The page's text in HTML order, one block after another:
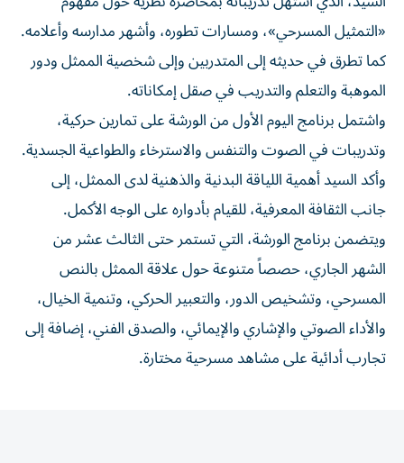
«التمثيل المسرحي»، ومسارات تطوره، وأشهر مدارسه وأعلامه.
كما تطرق في حديثه إلى المتدربين وإلى شخصية الممثل ودور
الموهبة والتعلم والتدريب في صقل إمكاناته.
واشتمل برنامج اليوم الأول من الورشة على تمارين حركية،
وتدريبات في الصوت والتنفس والاسترخاء والطواعية الجسدية.
وأكد السيد أهمية اللياقة البدنية والذهنية لدى الممثل، إلى
جانب الثقافة المعرفية، للقيام بأدواره على الوجه الأكمل.
ويتضمن برنامج الورشة، التي تستمر حتى الثالث عشر من
الشهر الجاري، حصصاً متنوعة حول علاقة الممثل بالنص
المسرحي، وتشخيص الدور، والتعبير الحركي، وتنمية الخيال،
والأداء الصوتي والإشاري والإيمائي، والصدق الفني، إضافة إلى
تجارب أدائية على مشاهد مسرحية مختارة.